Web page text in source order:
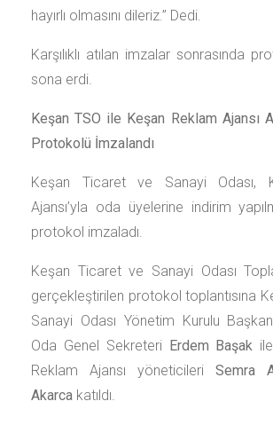
hayırlı olmasını dileriz.’’ Dedi.
Karşılıklı atılan imzalar sonrasında
sona erdi.
Keşan TSO ile Keşan Reklam Ajansı
Protokolü İmzalandı
Keşan Ticaret ve Sanayi Odası,
Ajansı’yla oda üyelerine indirim
protokol imzaladı.
Keşan Ticaret ve Sanayi Odası
gerçekleştirilen protokol toplantısına
Sanayi Odası Yönetim Kurulu
Oda Genel Sekreteri Erdem Başak
Reklam Ajansı yöneticileri Semra
Akarca katıldı.